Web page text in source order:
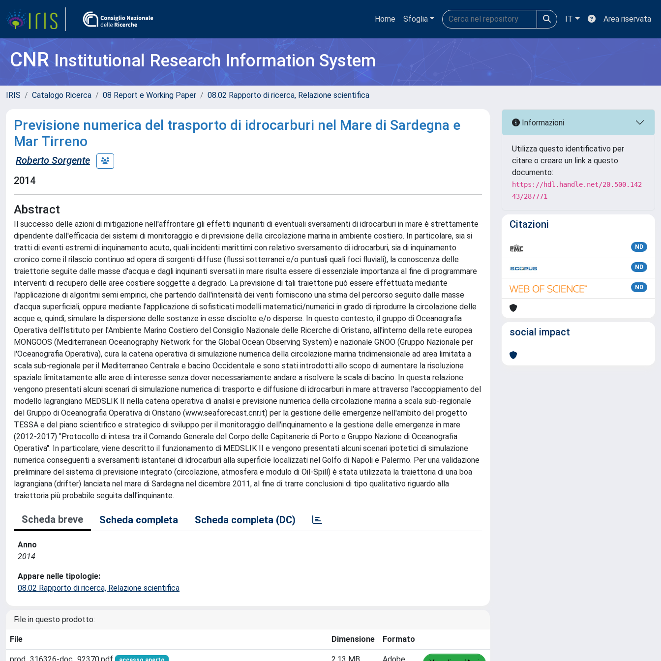
Home Sfoglia IT Area riservata
CNRInstitutional Research Information System
IRIS Catalogo Ricerca 08 Report e Working Paper 08.02 Rapporto di ricerca, Relazione scientifica
Previsione numerica del trasporto di idrocarburi nel Mare di Sardegna e
Mar Tirreno
Roberto Sorgente
2014
Abstract
Il successo delle azioni di mitigazione nell'affrontare gli effetti inquinanti di eventuali sversamenti di idrocarburi in mare è strettamente
dipendente dall'efficacia dei sistemi di monitoraggio e di previsione della circolazione marina in ambiente costiero. In particolare, sia si
tratti di eventi estremi di inquinamento acuto, quali incidenti marittimi con relativo sversamento di idrocarburi, sia di inquinamento
cronico come il rilascio continuo ad opera di sorgenti diffuse (flussi sotterranei e/o puntuali quali foci fluviali), la conoscenza delle
traiettorie seguite dalle masse d'acqua e dagli inquinanti sversati in mare risulta essere di essenziale importanza al fine di programmare
interventi di recupero delle aree costiere soggette a degrado. La previsione di tali traiettorie può essere effettuata mediante
l'applicazione di algoritmi semi empirici, che partendo dall'intensità dei venti forniscono una stima del percorso seguito dalle masse
d'acqua superficiali, oppure mediante l'applicazione di sofisticati modelli matematici/numerici in grado di riprodurre la circolazione delle
acque e, quindi, simulare la dispersione delle sostanze in esse disciolte e/o disperse. In questo contesto, il gruppo di Oceanografia
Operativa dell'Istituto per l'Ambiente Marino Costiero del Consiglio Nazionale delle Ricerche di Oristano, all'interno della rete europea
MONGOOS (Mediterranean Oceanography Network for the Global Ocean Observing System) e nazionale GNOO (Gruppo Nazionale per
l'Oceanografia Operativa), cura la catena operativa di simulazione numerica della circolazione marina tridimensionale ad area limitata a
scala sub-regionale per il Mediterraneo Centrale e bacino Occidentale e sono stati introdotti allo scopo di aumentare la risoluzione
spaziale limitatamente alle aree di interesse senza dover necessariamente andare a risolvere la scala di bacino. In questa relazione
vengono presentati alcuni scenari di simulazione numerica di trasporto e diffusione di idrocarburi in mare attraverso l'accoppiamento del
modello lagrangiano MEDSLIK II nella catena operativa di analisi e previsione numerica della circolazione marina a scala sub-regionale
del Gruppo di Oceanografia Operativa di Oristano (www.seaforecast.cnr.it) per la gestione delle emergenze nell'ambito del progetto
TESSA e del piano scientifico e strategico di sviluppo per il monitoraggio dell'inquinamento e la gestione delle emergenze in mare
(2012-2017) "Protocollo di intesa tra il Comando Generale del Corpo delle Capitanerie di Porto e Gruppo Nazione di Oceanografia
Operativa". In particolare, viene descritto il funzionamento di MEDSLIK II e vengono presentati alcuni scenari ipotetici di simulazione
numerica conseguenti a sversamenti istantanei di idrocarburi alla superficie localizzati nel Golfo di Napoli e Palermo. Per una validazione
preliminare del sistema di previsione integrato (circolazione, atmosfera e modulo di Oil-Spill) è stata utilizzata la traiettoria di una boa
lagrangiana (drifter) lanciata nel mare di Sardegna nel dicembre 2011, al fine di trarre conclusioni di tipo qualitativo riguardo alla
traiettoria più probabile seguita dall'inquinante.
Scheda breve Scheda completa Scheda completa (DC)
Anno
2014
Appare nelle tipologie:
08.02 Rapporto di ricerca, Relazione scientifica
File in questo prodotto:
File Dimensione Formato
Informazioni
Utilizza questo identificativo per
citare o creare un link a questo
documento:
https://hdl.handle.net/20.500.142
43/287771
Citazioni
ND
ND
ND
social impact